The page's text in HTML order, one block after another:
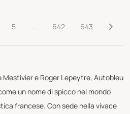
5 ... 642 643
Mestivier e Roger Lepeytre, Autobleu
un nome di spicco nel mondo
francese. Con sede nella vivace